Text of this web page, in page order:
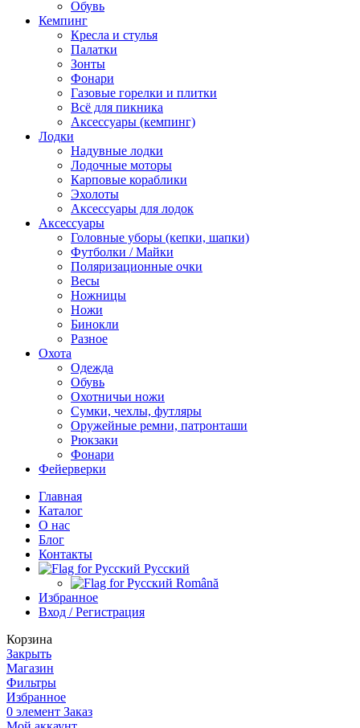
Обувь
Кемпинг
Кресла и стулья
Палатки
Зонты
Фонари
Газовые горелки и плитки
Всё для пикника
Аксессуары (кемпинг)
Лодки
Надувные лодки
Лодочные моторы
Карповые кораблики
Эхолоты
Аксессуары для лодок
Аксессуары
Головные уборы (кепки, шапки)
Футболки / Майки
Поляризационные очки
Весы
Ножницы
Ножи
Бинокли
Разное
Охота
Одежда
Обувь
Охотничьи ножи
Сумки, чехлы, футляры
Оружейные ремни, патронташи
Рюкзаки
Фонари
Фейерверки
Главная
Каталог
О нас
Блог
Контакты
Русский
Română
Избранное
Вход / Регистрация
Корзина
Закрыть
Магазин
Фильтры
Избранное
0 элемент Заказ